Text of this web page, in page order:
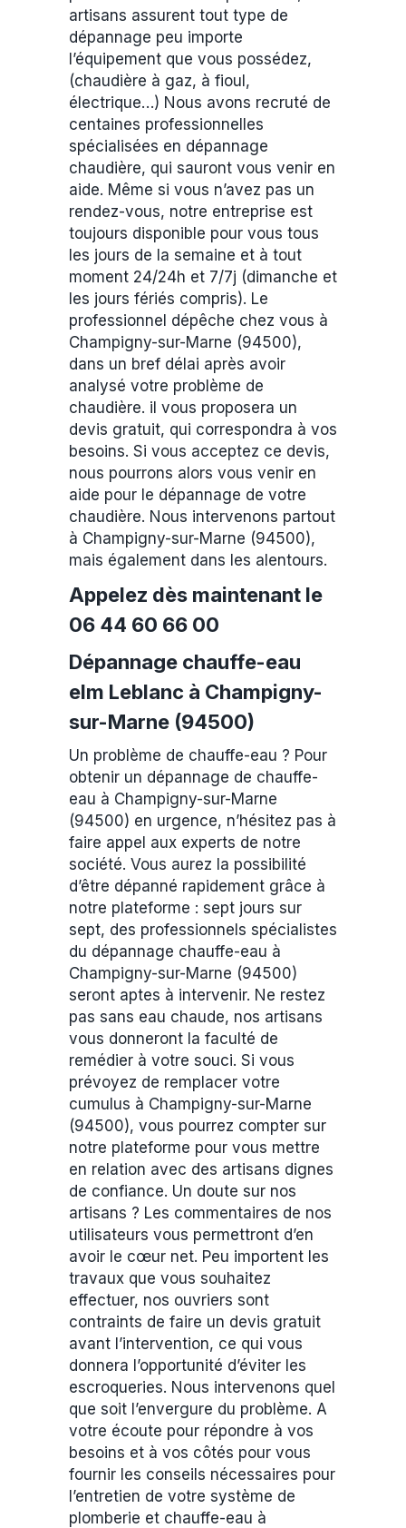
artisans assurent tout type de
dépannage peu importe
l’équipement que vous possédez,
(chaudière à gaz, à fioul,
électrique…) Nous avons recruté de
centaines professionnelles
spécialisées en dépannage
chaudière, qui sauront vous venir en
aide. Même si vous n’avez pas un
rendez-vous, notre entreprise est
toujours disponible pour vous tous
les jours de la semaine et à tout
moment 24/24h et 7/7j (dimanche et
les jours fériés compris). Le
professionnel dépêche chez vous à
Champigny-sur-Marne (94500),
dans un bref délai après avoir
analysé votre problème de
chaudière. il vous proposera un
devis gratuit, qui correspondra à vos
besoins. Si vous acceptez ce devis,
nous pourrons alors vous venir en
aide pour le dépannage de votre
chaudière. Nous intervenons partout
à Champigny-sur-Marne (94500),
mais également dans les alentours.
Appelez dès maintenant le
06 44 60 66 00
Dépannage chauffe-eau
elm Leblanc à Champigny-
sur-Marne (94500)
Un problème de chauffe-eau ? Pour
obtenir un dépannage de chauffe-
eau à Champigny-sur-Marne
(94500) en urgence, n’hésitez pas à
faire appel aux experts de notre
société. Vous aurez la possibilité
d’être dépanné rapidement grâce à
notre plateforme : sept jours sur
sept, des professionnels spécialistes
du dépannage chauffe-eau à
Champigny-sur-Marne (94500)
seront aptes à intervenir. Ne restez
pas sans eau chaude, nos artisans
vous donneront la faculté de
remédier à votre souci. Si vous
prévoyez de remplacer votre
cumulus à Champigny-sur-Marne
(94500), vous pourrez compter sur
notre plateforme pour vous mettre
en relation avec des artisans dignes
de confiance. Un doute sur nos
artisans ? Les commentaires de nos
utilisateurs vous permettront d’en
avoir le cœur net. Peu importent les
travaux que vous souhaitez
effectuer, nos ouvriers sont
contraints de faire un devis gratuit
avant l’intervention, ce qui vous
donnera l’opportunité d’éviter les
escroqueries. Nous intervenons quel
que soit l’envergure du problème. A
votre écoute pour répondre à vos
besoins et à vos côtés pour vous
fournir les conseils nécessaires pour
l’entretien de votre système de
plomberie et chauffe-eau à